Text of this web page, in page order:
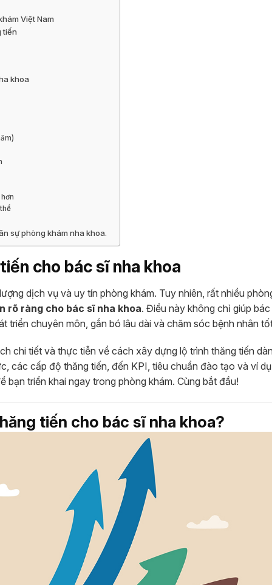
Việt Nam
tiến
khoa
sự phòng khám nha khoa.
cho bác sĩ nha khoa
dịch vụ và uy tín phòng khám. Tuy nhiên, rất nhiều
rõ ràng cho bác sĩ nha khoa. Điều này không chỉ giúp bác
triển chuyên môn, gắn bó lâu dài và chăm sóc bệnh nhân
chi tiết và thực tiễn về cách xây dựng lộ trình thăng tiến
các cấp độ thăng tiến, đến KPI, tiêu chuẩn đào tạo và ví
triển khai ngay trong phòng khám. Cùng bắt đầu!
tiến cho bác sĩ nha khoa?